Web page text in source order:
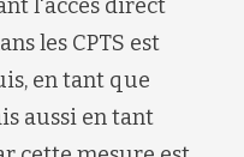
l'accès direct
les CPTS est
en tant que
aussi en tant